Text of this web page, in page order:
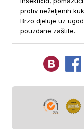
protiv neželjenih
Brzo djeluje uz
pouzdane zaštite.